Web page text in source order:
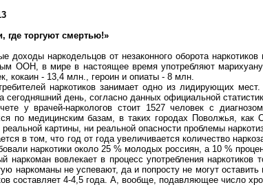
где торгуют смертью!»
доходы наркодельцов от незаконного оборота
ООН, в мире в настоящее время употребляют
кокаин - 13,4 млн., героин и опиаты - 8 млн.
наркотиков занимает одно из лидирующих
сегодняшний день, согласно данных официальной
у врачей-наркологов стоит 1527 человек с
по медицинским базам, в таких городах Поволжья,
картины, ни реальной опасности проблемы
в том, что год от года увеличивается количество
наркотики около 25 % молодых россиян, а 10 %
наркоман вовлекает в процесс употребления
наркоманы не успевают, да и попросту не могут
составляет 4-4,5 года. А, вообще, подавляющее число